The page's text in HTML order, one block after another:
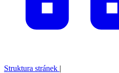
Struktura stránek |